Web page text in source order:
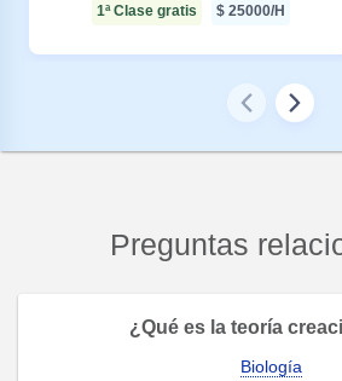
1ª Clase gratis $ 25000/H
Preguntas
¿Qué es la teoría
Biología